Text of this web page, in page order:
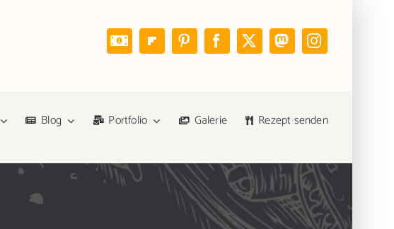
Blog Portfolio Galerie Rezept senden